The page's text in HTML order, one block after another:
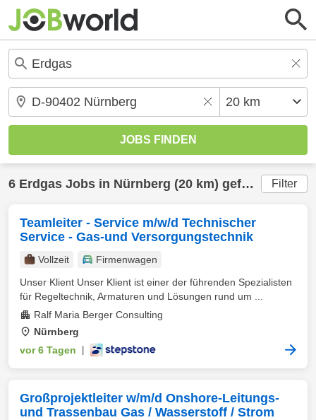
6 Erdgas Jobs in Nürnberg (20 km) gefunden Filter
Teamleiter - Service m/w/d Technischer
Service - Gas-und Versorgungstechnik
Vollzeit
Firmenwagen
Unser Klient Unser Klient ist einer der führenden Spezialisten
für Regeltechnik, Armaturen und Lösungen rund um ...
Ralf Maria Berger Consulting
Nürnberg
vor 6 Tagen
Großprojektleiter w/m/d Onshore-Leitungs-
und Trassenbau Gas / Wasserstoff / Strom